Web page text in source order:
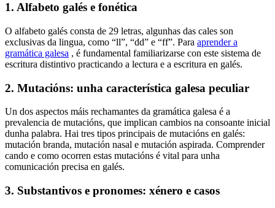
1. Alfabeto galés e fonética
O alfabeto galés consta de 29 letras, algunhas das cales son
exclusivas da lingua, como “ll”, “dd” e “ff”. Para aprender a
gramática galesa , é fundamental familiarizarse con este sistema de
escritura distintivo practicando a lectura e a escritura en galés.
2. Mutacións: unha característica galesa peculiar
Un dos aspectos máis rechamantes da gramática galesa é a
prevalencia de mutacións, que implican cambios na consoante inicial
dunha palabra. Hai tres tipos principais de mutacións en galés:
mutación branda, mutación nasal e mutación aspirada. Comprender
cando e como ocorren estas mutacións é vital para unha
comunicación precisa en galés.
3. Substantivos e pronomes: xénero e casos